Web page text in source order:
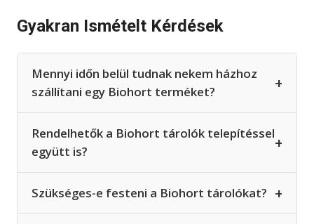
Gyakran Ismételt Kérdések
Mennyi időn belül tudnak nekem házhoz
szállítani egy Biohort terméket?
+
Rendelhetők a Biohort tárolók telepítéssel
együtt is?
+
Szükséges-e festeni a Biohort tárolókat? +